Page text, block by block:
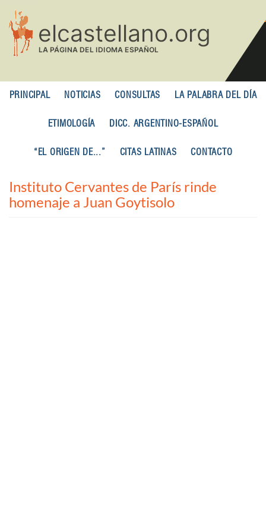
contenido
principal
PRINCIPAL NOTICIAS CONSULTAS LA PALABRA DEL DÍA
ETIMOLOGÍA DICC. ARGENTINO-ESPAÑOL
“EL ORIGEN DE...” CITAS LATINAS CONTACTO
Instituto Cervantes de París rinde
homenaje a Juan Goytisolo